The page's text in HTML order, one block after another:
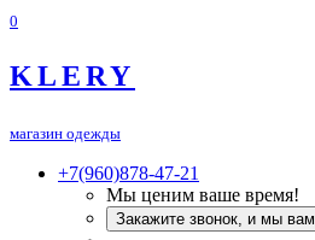
0
KLERY
магазин одежды
+7(960)878-47-21
Мы ценим ваше время!
Закажите звонок, и мы